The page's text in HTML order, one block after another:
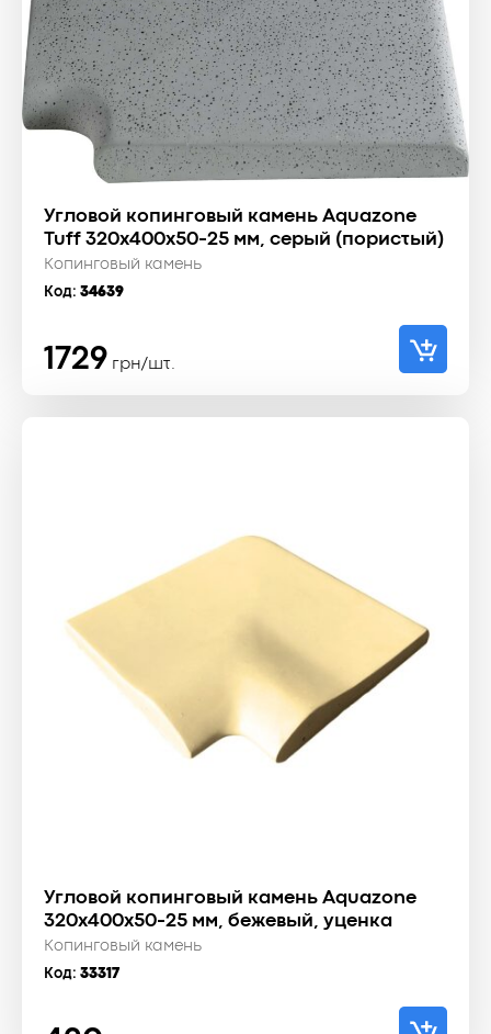
Угловой копинговый камень Aquazone
Tuff 320x400x50-25 мм, серый (пористый)
Копинговый камень
Код: 34639
1729 грн/шт.
Угловой копинговый камень Aquazone
320x400x50-25 мм, бежевый, уценка
Копинговый камень
Код: 33317